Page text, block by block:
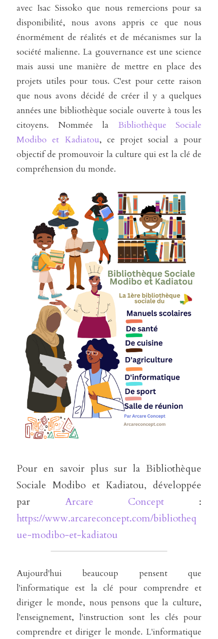
avec Isac Sissoko que nous remercions pour sa
disponibilité, nous avons appris ce que nous
énormément de réalités et de mécanismes sur la
société malienne. La gouvernance est une science
mais aussi une manière de mettre en place des
projets utiles pour tous. C'est pour cette raison
que nous avons décidé de créer il y a quelques
années une bibliothèque sociale ouverte à tous les
citoyens. Nommée la Bibliothèque Sociale
Modibo et Kadiatou, ce projet social a pour
objectif de promouvoir la culture qui est la clé de
compréhension du monde.
Pour en savoir plus sur la Bibliothèque
Sociale Modibo et Kadiatou, développée
par Arcare Concept
https://www.arcareconcept.com/bibliotheq
ue-modibo-et-kadiatou
Aujourd'hui beaucoup pensent que
l'informatique est la clé pour comprendre et
diriger le monde, nous pensons que la culture,
l'enseignement, l'instruction sont les clés pour
comprendre et diriger le monde. L'informatique